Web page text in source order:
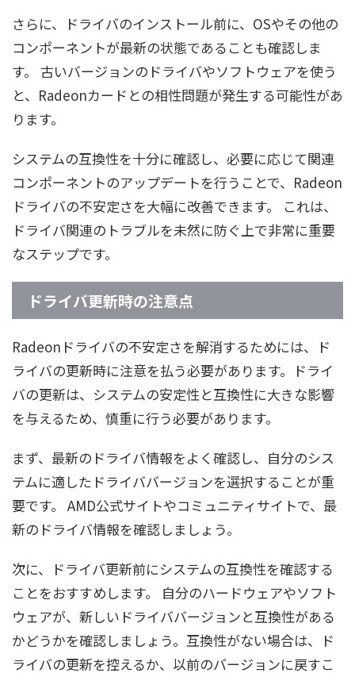
さらに、ドライバのインストール前に、OSやその他の
コンポーネントが最新の状態であることも確認しま
す。 古いバージョンのドライバやソフトウェアを使う
と、Radeonカードとの相性問題が発生する可能性があ
ります。
システムの互換性を十分に確認し、必要に応じて関連
コンポーネントのアップデートを行うことで、Radeon
ドライバの不安定さを大幅に改善できます。 これは、
ドライバ関連のトラブルを未然に防ぐ上で非常に重要
なステップです。
ドライバ更新時の注意点
Radeonドライバの不安定さを解消するためには、ド
ライバの更新時に注意を払う必要があります。ドライ
バの更新は、システムの安定性と互換性に大きな影響
を与えるため、慎重に行う必要があります。
まず、最新のドライバ情報をよく確認し、自分のシス
テムに適したドライババージョンを選択することが重
要です。 AMD公式サイトやコミュニティサイトで、最
新のドライバ情報を確認しましょう。
次に、ドライバ更新前にシステムの互換性を確認する
ことをおすすめします。 自分のハードウェアやソフト
ウェアが、新しいドライババージョンと互換性がある
かどうかを確認しましょう。互換性がない場合は、ド
ライバの更新を控えるか、以前のバージョンに戻すこ